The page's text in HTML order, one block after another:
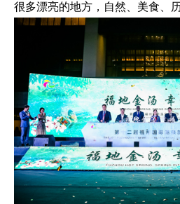
很多漂亮的地方，自然、美食、